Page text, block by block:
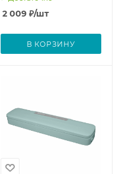
2 009₽/шт
В КОРЗИНУ